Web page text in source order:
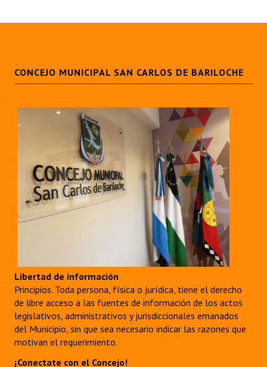
CONCEJO MUNICIPAL SAN CARLOS DE BARILOCHE
Libertad de información
Principios. Toda persona, física o jurídica, tiene el derecho
de libre acceso a las fuentes de información de los actos
legislativos, administrativos y jurisdiccionales emanados
del Municipio, sin que sea necesario indicar las razones que
motivan el requerimiento.
¡Conectate con el Concejo!